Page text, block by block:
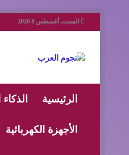
السبت, أغسطس 8 2026
الرئيسية
الأجهزة الكهربائية